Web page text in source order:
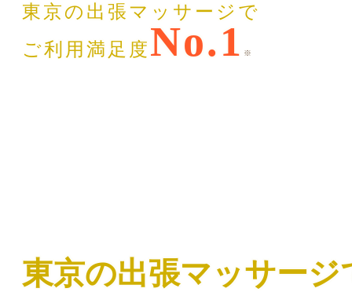
東京の出張マッサージで
ご利用満足度No.1 ※
東京の出張マッサージ